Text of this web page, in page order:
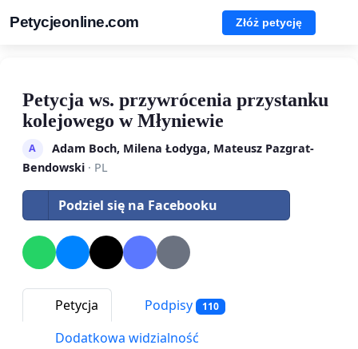
Petycjeonline.com Złóż petycję
Petycja ws. przywrócenia przystanku
kolejowego w Młyniewie
A
Adam Boch, Milena Łodyga, Mateusz Pazgrat-
Bendowski · PL
Podziel się na Facebooku
Petycja Podpisy 110
Dodatkowa widzialność